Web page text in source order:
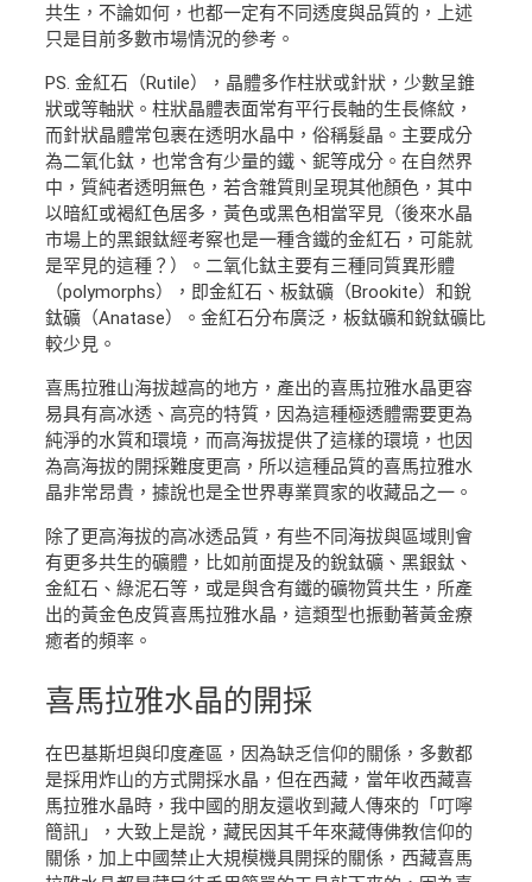
共生，不論如何，也都一定有不同透度與品質的，上述
只是目前多數市場情況的參考。
PS. 金紅石（Rutile），晶體多作柱狀或針狀，少數呈錐
狀或等軸狀。柱狀晶體表面常有平行長軸的生長條紋，
而針狀晶體常包裹在透明水晶中，俗稱髮晶。主要成分
為二氧化鈦，也常含有少量的鐵、鈮等成分。在自然界
中，質純者透明無色，若含雜質則呈現其他顏色，其中
以暗紅或褐紅色居多，黃色或黑色相當罕見（後來水晶
市場上的黑銀鈦經考察也是一種含鐵的金紅石，可能就
是罕見的這種？）。二氧化鈦主要有三種同質異形體
（polymorphs），即金紅石、板鈦礦（Brookite）和銳
鈦礦（Anatase）。金紅石分布廣泛，板鈦礦和銳鈦礦比
較少見。
喜馬拉雅山海拔越高的地方，產出的喜馬拉雅水晶更容
易具有高冰透、高亮的特質，因為這種極透體需要更為
純淨的水質和環境，而高海拔提供了這樣的環境，也因
為高海拔的開採難度更高，所以這種品質的喜馬拉雅水
晶非常昂貴，據說也是全世界專業買家的收藏品之一。
除了更高海拔的高冰透品質，有些不同海拔與區域則會
有更多共生的礦體，比如前面提及的銳鈦礦、黑銀鈦、
金紅石、綠泥石等，或是與含有鐵的礦物質共生，所產
出的黃金色皮質喜馬拉雅水晶，這類型也振動著黃金療
癒者的頻率。
喜馬拉雅水晶的開採
在巴基斯坦與印度產區，因為缺乏信仰的關係，多數都
是採用炸山的方式開採水晶，但在西藏，當年收西藏喜
馬拉雅水晶時，我中國的朋友還收到藏人傳來的「叮嚀
簡訊」，大致上是說，藏民因其千年來藏傳佛教信仰的
關係，加上中國禁止大規模機具開採的關係，西藏喜馬